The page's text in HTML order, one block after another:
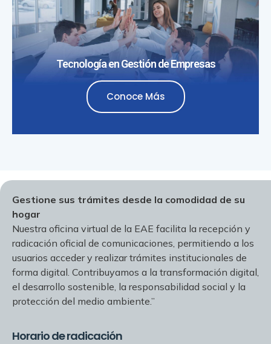
Tecnología en Gestión de Empresas
Conoce Más
Gestione sus trámites desde la comodidad de su
hogar
Nuestra oficina virtual de la EAE facilita la recepción y
radicación oficial de comunicaciones, permitiendo a los
usuarios acceder y realizar trámites institucionales de
forma digital. Contribuyamos a la transformación digital,
el desarrollo sostenible, la responsabilidad social y la
protección del medio ambiente.”
Horario de radicación